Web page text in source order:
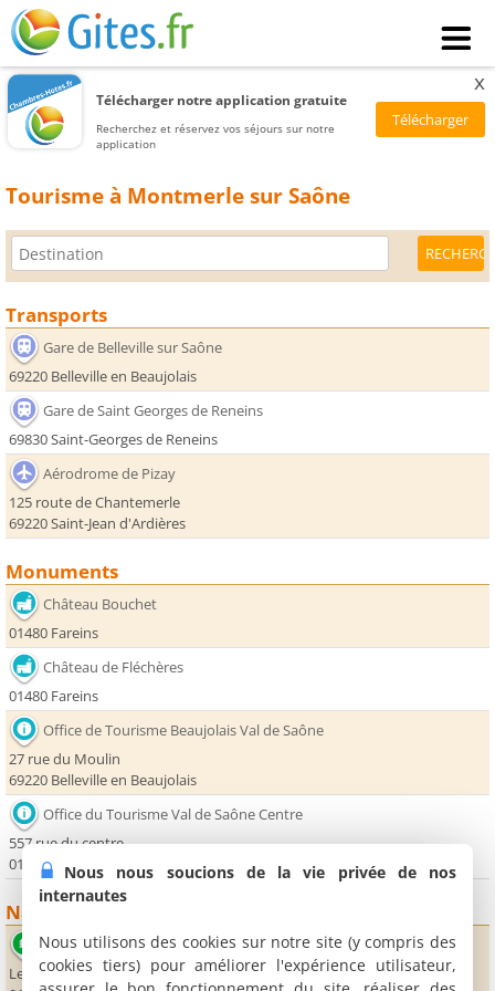
Télécharger notre application gratuite
Recherchez et réservez vos séjours sur notre
application
x
Tourisme à Montmerle sur Saône
Transports
Gare de Belleville sur Saône
69220 Belleville en Beaujolais
Gare de Saint Georges de Reneins
69830 Saint-Georges de Reneins
Aérodrome de Pizay
125 route de Chantemerle
69220 Saint-Jean d'Ardières
Monuments
Château Bouchet
01480 Fareins
Château de Fléchères
01480 Fareins
Office de Tourisme Beaujolais Val de Saône
27 rue du Moulin
69220 Belleville en Beaujolais
Office du Tourisme Val de Saône Centre
557 rue du centre
01090 Guéreins
Nature
Parc de la Batellerie
Le port
Nous nous soucions de la vie privée de nos
internautes
Nous utilisons des cookies sur notre site (y compris des
cookies tiers) pour améliorer l'expérience utilisateur,